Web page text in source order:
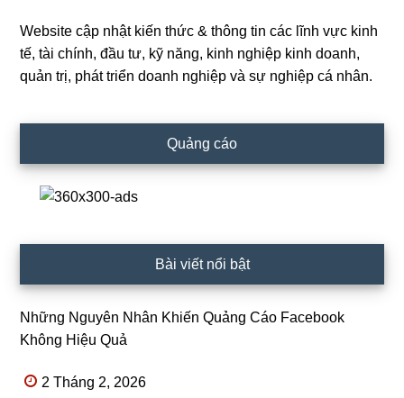
Primary
Sidebar
Website cập nhật kiến thức & thông tin các lĩnh vực kinh
tế, tài chính, đầu tư, kỹ năng, kinh nghiệp kinh doanh,
quản trị, phát triển doanh nghiệp và sự nghiệp cá nhân.
Quảng cáo
Bài viết nổi bật
Những Nguyên Nhân Khiến Quảng Cáo Facebook
Không Hiệu Quả
2 Tháng 2, 2026